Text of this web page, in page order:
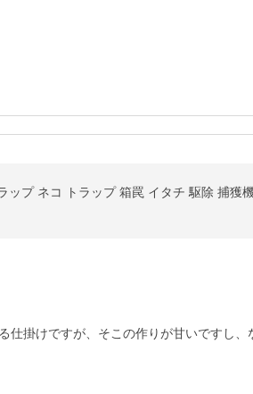
ップ ネコ トラップ 箱罠 イタチ 駆除 捕
仕掛けですが、そこの作りが甘いですし、